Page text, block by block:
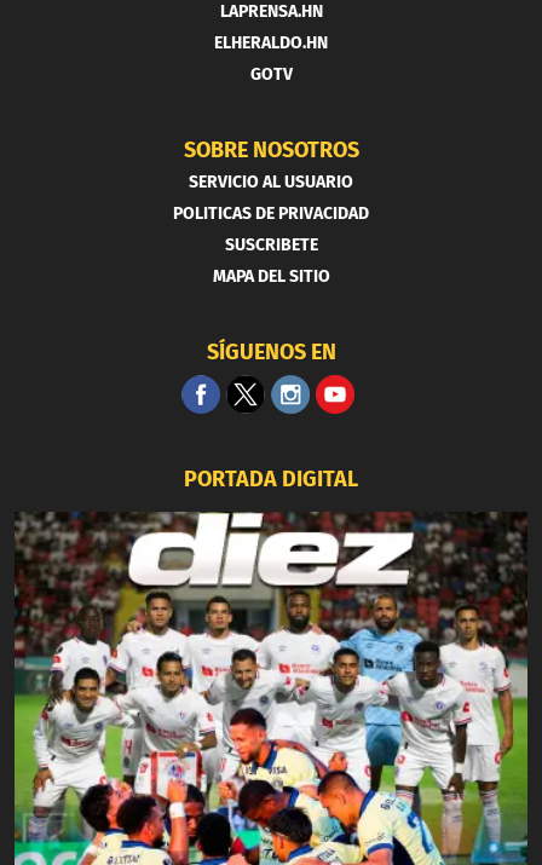
LAPRENSA.HN
ELHERALDO.HN
GOTV
SOBRE NOSOTROS
SERVICIO AL USUARIO
POLITICAS DE PRIVACIDAD
SUSCRIBETE
MAPA DEL SITIO
SÍGUENOS EN
PORTADA DIGITAL